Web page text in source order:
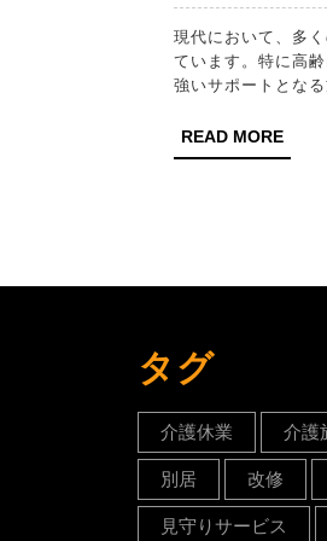
16
日
16
日
16
日
現代において、多くの人が仕事や家庭の事情で、なかなか親と同じ場所に住むことができない現実に直面し
ています。特に高
強いサポートとな
READ MOREREAD
MORE
タグ
介護休業 介護
別居 改修
見守りサービス